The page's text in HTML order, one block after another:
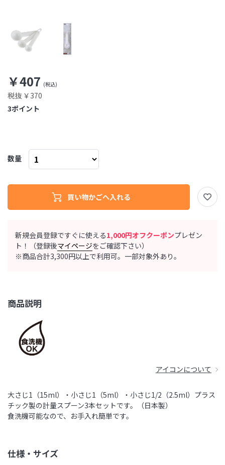
新規会員登録ですぐに使える1,000円オフクーポンプレゼン
ト！（登録後マイページをご確認下さい）
※商品合計3,300円以上で利用可。一部対象外あり。
商品説明
アイコンについて
大さじ1（15ml）・小さじ1（5ml）・小さじ1/2（2.5ml）プラス
チック製の計量スプーン3本セットです。（日本製）
食洗機可能なので、お手入れ簡単です。
仕様・サイズ
￥407
税抜 ￥370
ポイント
3
数量